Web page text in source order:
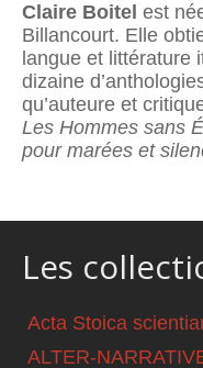
Claire Boitel est
Billancourt. Elle
langue et littérature
dizaine
qu’auteure et
Les Hommes sans
pour marées et
Les
Acta Stoica
ALTER-